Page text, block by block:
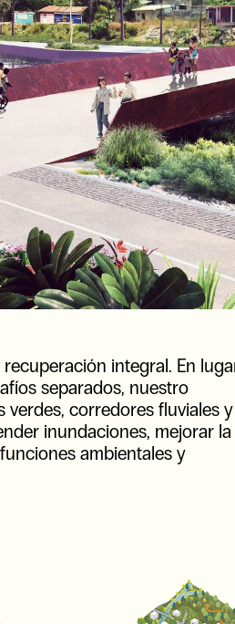
integral. En
separados, nuestro
verdes, corredores fluviales y
inundaciones, mejorar la
ambientales y